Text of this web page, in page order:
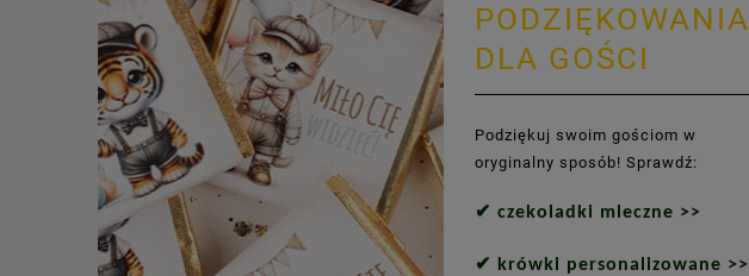
PODZIĘKOWANIA
DLA GOŚCI
Podziękuj swoim gościom w
oryginalny sposób! Sprawdź:
✔ czekoladki mleczne >>
✔ krówki personalizowane >>